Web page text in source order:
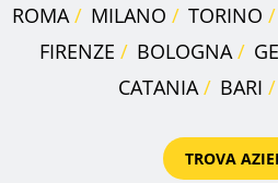
ROMA MILANO TORINO
FIRENZE
BOLOGNA
CATANIA
BARI
TROVA